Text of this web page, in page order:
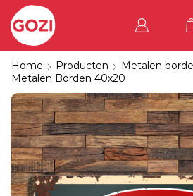
Home Producten
Metalen
Metalen Borden 40x20